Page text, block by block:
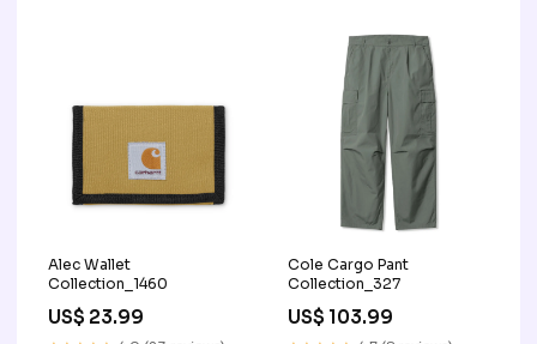
Alec Wallet
Collection_1460
US$ 23.99
Cole Cargo Pant
Collection_327
US$ 103.99